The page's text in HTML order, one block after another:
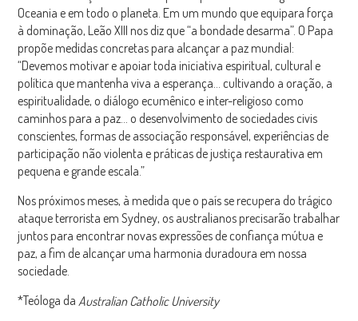
Oceania e em todo o planeta. Em um mundo que equipara força
à dominação, Leão XIII nos diz que “a bondade desarma”. O Papa
propõe medidas concretas para alcançar a paz mundial:
“Devemos motivar e apoiar toda iniciativa espiritual, cultural e
política que mantenha viva a esperança… cultivando a oração, a
espiritualidade, o diálogo ecumênico e inter-religioso como
caminhos para a paz… o desenvolvimento de sociedades civis
conscientes, formas de associação responsável, experiências de
participação não violenta e práticas de justiça restaurativa em
pequena e grande escala.”
Nos próximos meses, à medida que o país se recupera do trágico
ataque terrorista em Sydney, os australianos precisarão trabalhar
juntos para encontrar novas expressões de confiança mútua e
paz, a fim de alcançar uma harmonia duradoura em nossa
sociedade.
*Teóloga da Australian Catholic University